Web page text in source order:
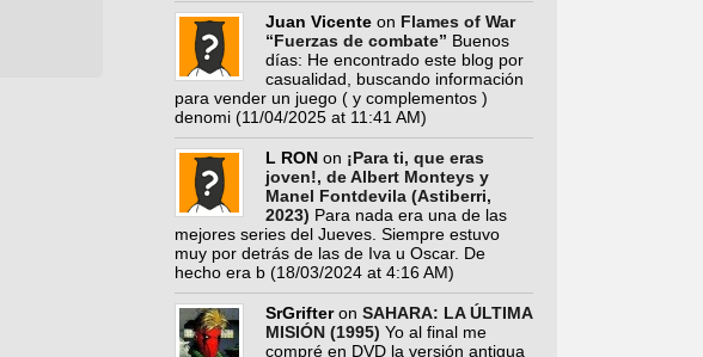
Juan Vicente on Flames of War
“Fuerzas de combate” Buenos
días: He encontrado este blog por
casualidad, buscando información
para vender un juego ( y complementos )
denomi (11/04/2025 at 11:41 AM)
L RON on ¡Para ti, que eras
joven!, de Albert Monteys y
Manel Fontdevila (Astiberri,
2023) Para nada era una de las
mejores series del Jueves. Siempre estuvo
muy por detrás de las de Iva u Oscar. De
hecho era b (18/03/2024 at 4:16 AM)
SrGrifteron SAHARA: LA ÚLTIMA
MISIÓN (1995) Yo al final me
compré en DVD la versión antigua